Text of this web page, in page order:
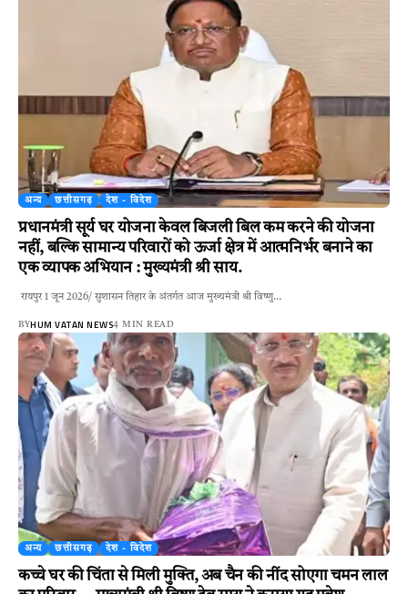
अन्य छत्तीसगढ़ देश - विदेश
प्रधानमंत्री सूर्य घर योजना केवल बिजली बिल कम करने की योजना
नहीं, बल्कि सामान्य परिवारों को ऊर्जा क्षेत्र में आत्मनिर्भर बनाने का
एक व्यापक अभियान : मुख्यमंत्री श्री साय.
रायपुर 1 जून 2026/ सुशासन तिहार के अंतर्गत आज मुख्यमंत्री श्री विष्णु…
BYHUM VATAN NEWS4 MIN READ
अन्य छत्तीसगढ़ देश - विदेश
कच्चे घर की चिंता से मिली मुक्ति, अब चैन की नींद सोएगा चमन लाल